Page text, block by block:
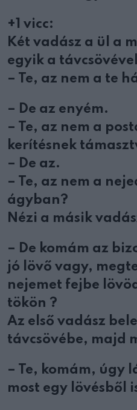
+1 vicc:
Két vadász a ül a
egyik a
– Te, az nem a te
– De az enyém.
– Te, az nem a
kerítésnek
– De az.
– Te, az nem a
ágyban?
Nézi a másik
– De komám az
jó lövő vagy,
nejemet fejbe
tökön ?
Az első vadász
távcsövébe, majd
– Te, komám, úgy
most egy lövésből